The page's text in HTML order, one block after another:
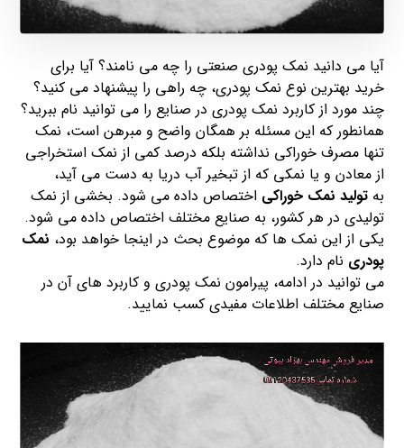
آیا می دانید نمک پودری صنعتی را چه می نامند؟ آیا برای
خرید بهترین نوع نمک پودری، چه راهی را پیشنهاد می کنید؟
چند مورد از کاربرد نمک پودری در صنایع را می توانید نام ببرید؟
همانطور که این مسئله بر همگان واضح و مبرهن است، نمک
تنها مصرف خوراکی نداشته بلکه درصد کمی از نمک استخراجی
از معادن و یا نمکی که از تبخیر آب دریا به دست می آید،
بهتولید نمک خوراکی اختصاص داده می شود. بخشی از نمک
تولیدی در هر کشور، به صنایع مختلف اختصاص داده می شود.
یکی از این نمک ها که موضوع بحث در اینجا خواهد بود، نمک
پودری نام دارد.
می توانید در ادامه، پیرامون نمک پودری و کاربرد های آن در
صنایع مختلف اطلاعات مفیدی کسب نمایید.